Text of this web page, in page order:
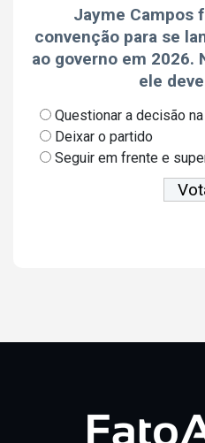
Jayme Campos
convenção para se
ao governo em 2026.
ele
Questionar a decisão
Deixar o partido
Seguir em frente e